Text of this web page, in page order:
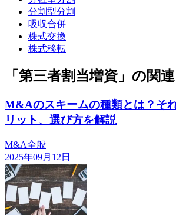
分割型分割
吸収合併
株式交換
株式移転
「第三者割当増資」の関
M&Aのスキームの種類とは？そ
リット、選び方を解説
M&A全般
2025年09月12日